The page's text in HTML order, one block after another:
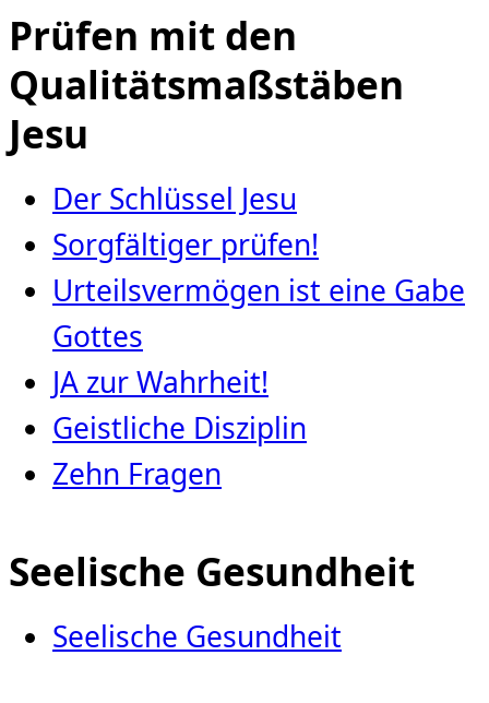
Prüfen mit den
Qualitätsmaßstäben
Jesu
Der Schlüssel Jesu
Sorgfältiger prüfen!
Urteilsvermögen ist eine Gabe
Gottes
JA zur Wahrheit!
Geistliche Disziplin
Zehn Fragen
Seelische Gesundheit
Seelische Gesundheit